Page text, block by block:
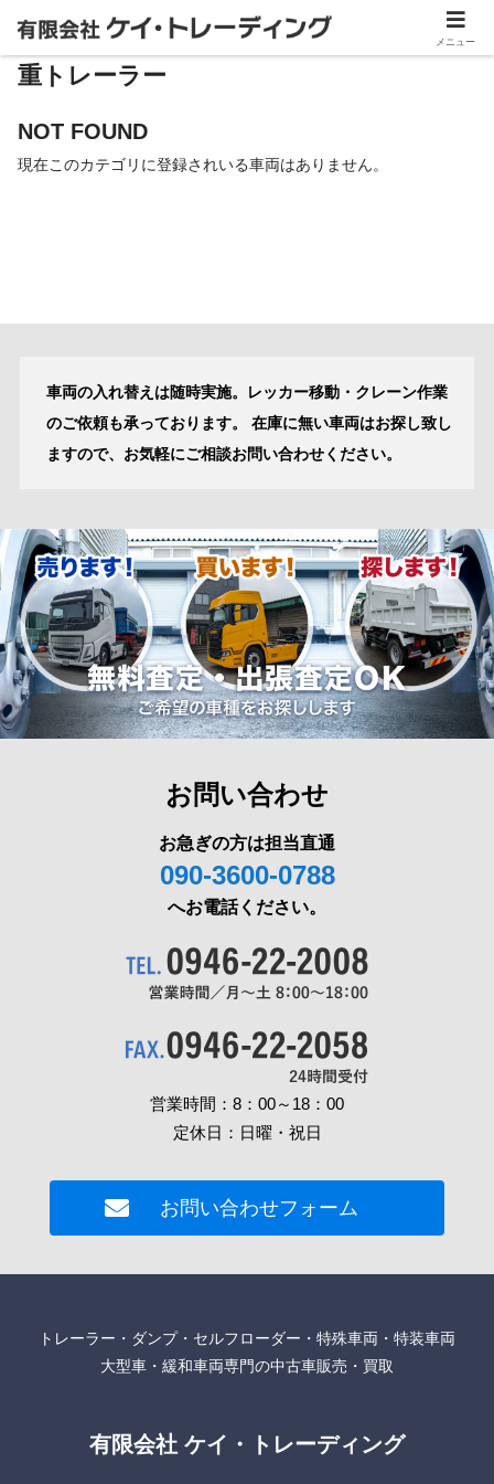
ホーム 販売車両 重トレーラー
重トレーラー
NOT FOUND
現在このカテゴリに登録されいる車両はありません。
車両の入れ替えは随時実施。レッカー移動・クレーン作業
のご依頼も承っております。
在庫に無い車両はお探し致し
ますので、お気軽にご相談お問い合わせください。
お問い合わせ
お急ぎの方は担当直通
090-3600-0788
へお電話ください。
営業時間：8：00～18：00
定休日：日曜・祝日
お問い合わせフォーム
トレーラー・ダンプ・セルフローダー・特殊車両・特装車両
大型車・緩和車両専門の中古車販売・買取
有限会社 ケイ・トレーディング
メニュー